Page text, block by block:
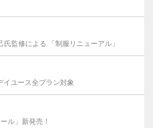
監修による 「制服リニューアル」
イユース全プラン対象
ル」新発売！